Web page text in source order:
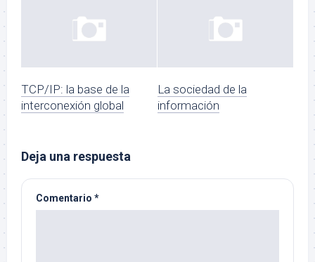
TCP/IP: la base de la
interconexión global
La sociedad de la
información
Deja una respuesta
Comentario *